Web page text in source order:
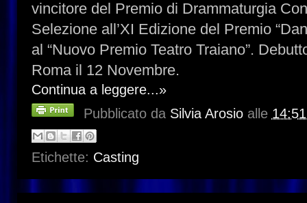
vincitore del Premio di Drammaturgia
Selezione all’XI Edizione del Premio
al “Nuovo Premio Teatro Traiano”.
Roma il 12 Novembre.
Continua a leggere...»
Pubblicato da Silvia Arosio alle
Etichette: Casting